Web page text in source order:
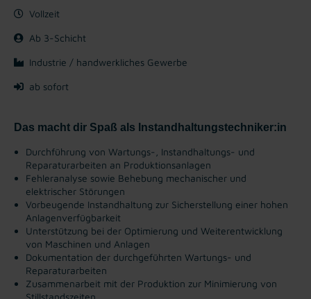
Vollzeit
Ab 3-Schicht
Industrie / handwerkliches Gewerbe
ab sofort
Das macht dir Spaß als Instandhaltungstechniker:in
Durchführung von Wartungs-, Instandhaltungs- und
Reparaturarbeiten an Produktionsanlagen
Fehleranalyse sowie Behebung mechanischer und
elektrischer Störungen
Vorbeugende Instandhaltung zur Sicherstellung einer hohen
Anlagenverfügbarkeit
Unterstützung bei der Optimierung und Weiterentwicklung
von Maschinen und Anlagen
Dokumentation der durchgeführten Wartungs- und
Reparaturarbeiten
Zusammenarbeit mit der Produktion zur Minimierung von
Stillstandszeiten